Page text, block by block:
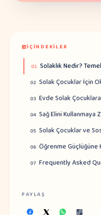
İÇINDEKILER
01 Solaklık Nedir?
02 Solak Çocuklar İçin
03 Evde Solak
04 Sağ Elini Kullanmaya
05 Solak Çocuklar ve
06 Öğrenme
07 Frequently Asked
PAYLAŞ